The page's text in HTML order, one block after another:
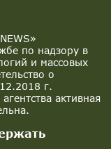
по надзору в
и массовых
о
г.
активная